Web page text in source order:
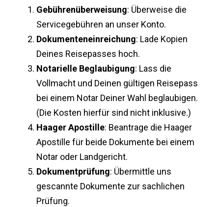
Gebührenüberweisung: Überweise die
Servicegebühren an unser Konto.
Dokumenteneinreichung: Lade Kopien
Deines Reisepasses hoch.
Notarielle Beglaubigung: Lass die
Vollmacht und Deinen gültigen Reisepass
bei einem Notar Deiner Wahl beglaubigen.
(Die Kosten hierfür sind nicht inklusive.)
Haager Apostille: Beantrage die Haager
Apostille für beide Dokumente bei einem
Notar oder Landgericht.
Dokumentprüfung: Übermittle uns
gescannte Dokumente zur sachlichen
Prüfung.